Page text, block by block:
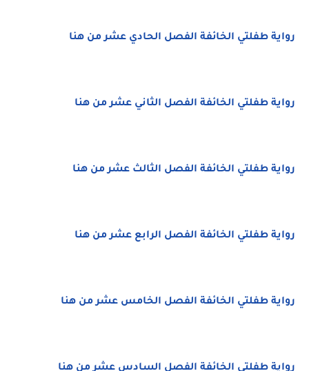
رواية طفلتي الخائفة الفصل الحادي عشر من هنا
رواية طفلتي الخائفة الفصل الثاني عشر من هنا
رواية طفلتي الخائفة الفصل الثالث عشر من هنا
رواية طفلتي الخائفة الفصل الرابع عشر من هنا
رواية طفلتي الخائفة الفصل الخامس عشر من هنا
رواية طفلتي الخائفة الفصل السادس عشر من هنا